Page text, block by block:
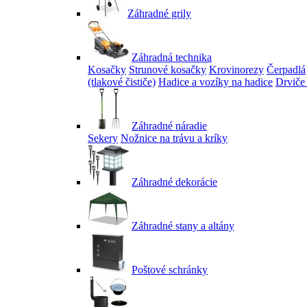
Záhradné grily
Záhradná technika
Kosačky Strunové kosačky Krovinorezy Čerpadlá
(tlakové čističe) Hadice a vozíky na hadice Drviče
Záhradné náradie
Sekery Nožnice na trávu a kríky
Záhradné dekorácie
Záhradné stany a altány
Poštové schránky